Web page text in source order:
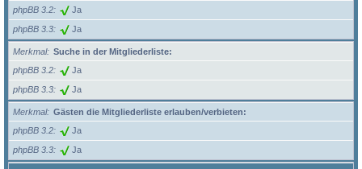
phpBB 3.2
Ja
phpBB 3.3 Ja
Merkmal
Suche in der Mitgliederliste:
phpBB 3.2
Ja
phpBB 3.3 Ja
Merkmal
Gästen die Mitgliederliste erlauben/verbieten:
phpBB 3.2
Ja
phpBB 3.3 Ja